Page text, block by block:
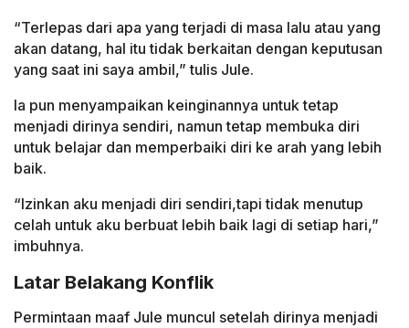
“Terlepas dari apa yang terjadi di masa lalu atau yang
akan datang, hal itu tidak berkaitan dengan keputusan
yang saat ini saya ambil,” tulis Jule.
Ia pun menyampaikan keinginannya untuk tetap
menjadi dirinya sendiri, namun tetap membuka diri
untuk belajar dan memperbaiki diri ke arah yang lebih
baik.
“Izinkan aku menjadi diri sendiri,tapi tidak menutup
celah untuk aku berbuat lebih baik lagi di setiap hari,”
imbuhnya.
Latar Belakang Konflik
Permintaan maaf Jule muncul setelah dirinya menjadi